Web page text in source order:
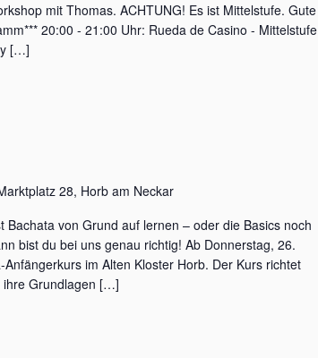
mit Thomas. ACHTUNG! Es ist Mittelstufe. Gute
20:00 - 21:00 Uhr: Rueda de Casino - Mittelstufe
[…]
28, Horb am Neckar
von Grund auf lernen – oder die Basics noch
bist du bei uns genau richtig! Ab Donnerstag, 26.
im Alten Kloster Horb. Der Kurs richtet
ihre Grundlagen […]